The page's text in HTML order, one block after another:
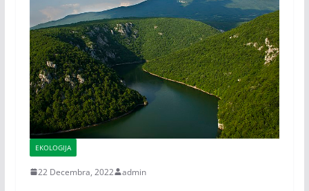
EKOLOGIJA
22 Decembra, 2022 admin